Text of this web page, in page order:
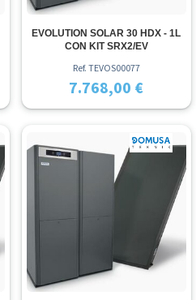
EVOLUTION SOLAR 30 HDX - 1L
CON KIT SRX2/EV
Ref. TEVOS00077
7.768,00 €